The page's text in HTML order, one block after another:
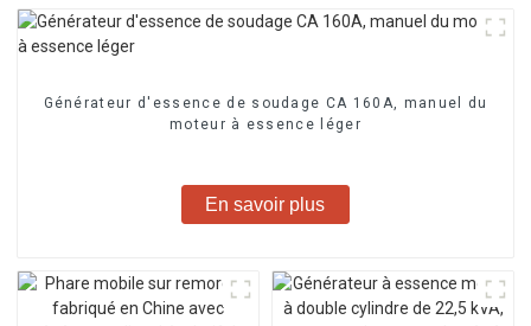
Générateur d'essence de soudage CA 160A, manuel du
moteur à essence léger
En savoir plus